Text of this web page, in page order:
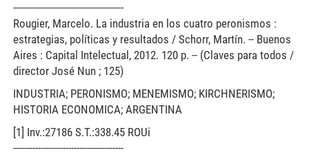
----------------------------------------
Rougier, Marcelo. La industria en los cuatro peronismos :
estrategias, políticas y resultados / Schorr, Martín. -- Buenos
Aires : Capital Intelectual, 2012. 120 p. -- (Claves para todos /
director José Nun ; 125)
INDUSTRIA; PERONISMO; MENEMISMO; KIRCHNERISMO;
HISTORIA ECONOMICA; ARGENTINA
[1] Inv.:27186 S.T.:338.45 ROUi
----------------------------------------